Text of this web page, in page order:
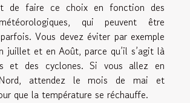
de faire ce choix en fonction des
qui peuvent être
Vous devez éviter par exemple
juillet et en Août, parce qu’il s’agit là
et des cyclones. Si vous allez en
attendez le mois de mai et
que la température se réchauffe.